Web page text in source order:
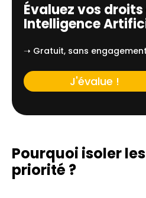
Évaluez vos
Intelligence
➝ Gratuit, sans
J'évalue !
Pourquoi isoler
priorité ?